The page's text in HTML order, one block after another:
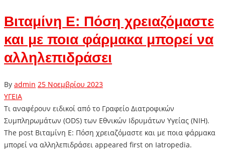
Βιταμίνη Ε: Πόση χρειαζόμαστε
και με ποια φάρμακα μπορεί να
αλληλεπιδράσει
By admin 25 Νοεμβρίου 2023
ΥΓΕΙΑ
Τι αναφέρουν ειδικοί από το Γραφείο Διατροφικών
Συμπληρωμάτων (ODS) των Εθνικών Ιδρυμάτων Υγείας (NIH).
The post Βιταμίνη Ε: Πόση χρειαζόμαστε και με ποια φάρμακα
μπορεί να αλληλεπιδράσει appeared first on Iatropedia.